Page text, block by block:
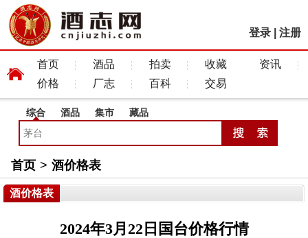
登录 注册
首页 酒品 拍卖 收藏
资讯
价格
厂志 百科 交易
综合 酒品 集市 藏品
首页 > 酒价格表
酒价格表
2024年3月22日国台价格行情